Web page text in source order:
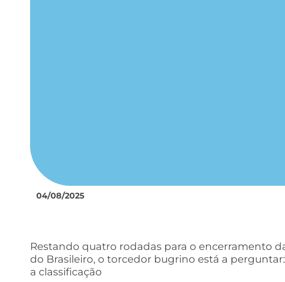
04/08/2025
Restando quatro rodadas para o encerramento
do Brasileiro, o torcedor bugrino está a
a classificação